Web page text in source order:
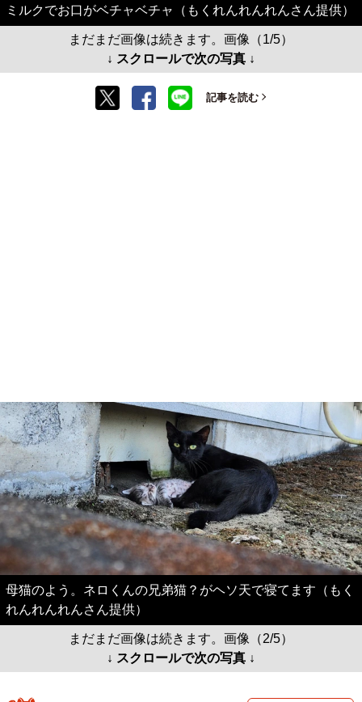
ミルクでお口がベチャベチャ（もくれんれんれんさん提供）
まだまだ画像は続きます。画像（1/5）
↓ スクロールで次の写真 ↓
記事を読む
母猫のよう。ネロくんの兄弟猫？がヘソ天で寝てます（もく
れんれんれんさん提供）
まだまだ画像は続きます。画像（2/5）
↓ スクロールで次の写真 ↓